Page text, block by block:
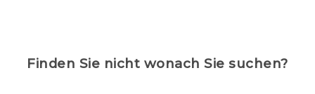
Finden Sie nicht wonach Sie suchen?